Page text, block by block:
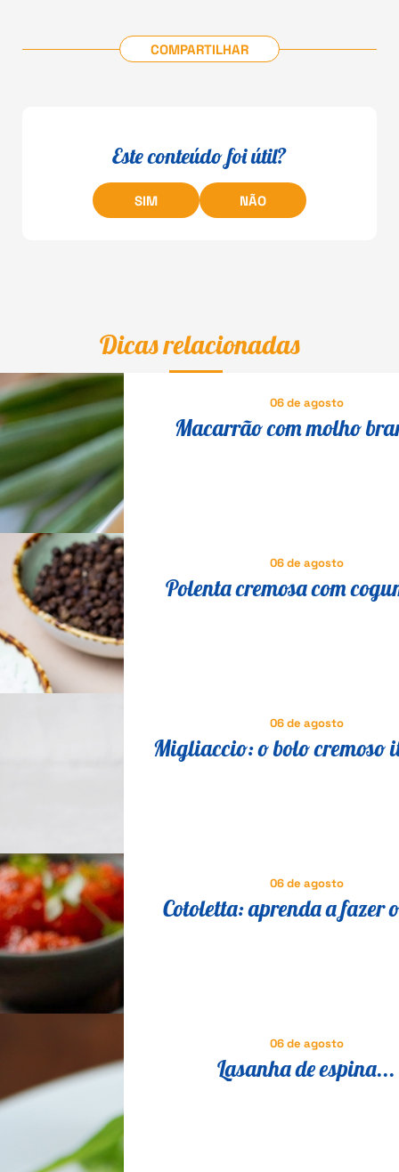
COMPARTILHAR
Este conteúdo foi útil?
SIM NÃO
Dicas relacionadas
06 de agosto
Macarrão com molho
06 de agosto
Polenta cremosa com
06 de agosto
Migliaccio: o bolo cremoso
06 de agosto
Cotoletta: aprenda a fazer
06 de agosto
Lasanha de espina...